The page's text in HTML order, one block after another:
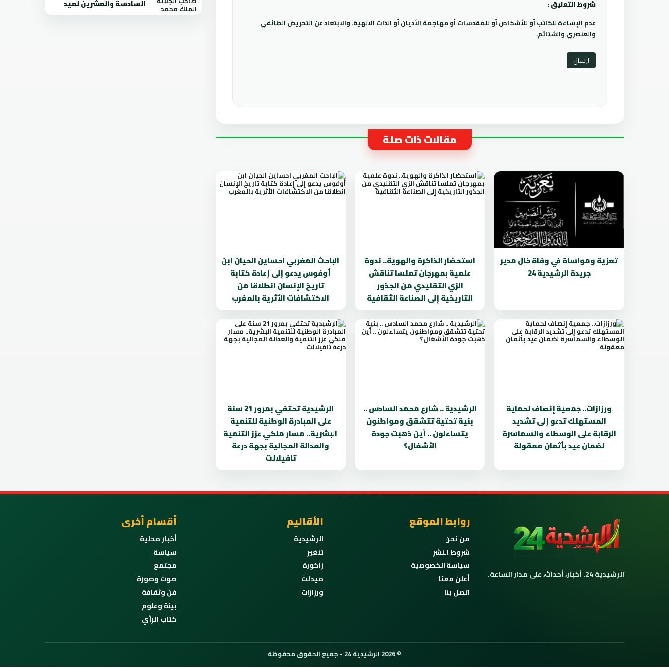
شروط التعليق :
عدم الإساءة للكاتب أو للأشخاص أو للمقدسات أو مهاجمة الأديان أو الذات الالهية. والابتعاد عن التحريض الطائفي
والعنصري والشتائم.
مقالات ذات صلة
تعزية ومواساة في وفاة خال مدير
جريدة الرشيدية 24
استحضار الذاكرة والهوية.. ندوة
علمية بمهرجان تملسا تناقش
الزي التقليدي من الجذور
التاريخية إلى الصناعة الثقافية
الباحث المغربي احساين الحيان ابن
أوفوس يدعو إلى إعادة كتابة
تاريخ الإنسان انطلاقا من
الاكتشافات الأثرية بالمغرب
ورزازات.. جمعية إنصاف لحماية
المستهلك تدعو إلى تشديد
الرقابة على الوسطاء والسماسرة
لضمان عيد بأثمان معقولة
الرشيدية .. شارع محمد السادس ..
بنية تحتية تتشقق ومواطنون
يتساءلون .. أين ذهبت جودة
الأشغال؟
الرشيدية تحتفي بمرور 21 سنة
على المبادرة الوطنية للتنمية
البشرية.. مسار ملكي عزز التنمية
والعدالة المجالية بجهة درعة
تافيلالت
السادسة والعشرين لعيد
الرشيدية 24. أخبار، أحداث، على مدار الساعة.
روابط الموقع
من نحن
شروط النشر
سياسة الخصوصية
أعلن معنا
اتصل بنا
الأقاليم
الرشيدية
تنغير
زاكورة
ميدلت
ورزازات
أقسام أخرى
أخبار محلية
سياسة
مجتمع
صوت وصورة
فن وثقافة
بيئة وعلوم
كتاب الرأي
© 2026 الرشيدية 24 - جميع الحقوق محفوظة